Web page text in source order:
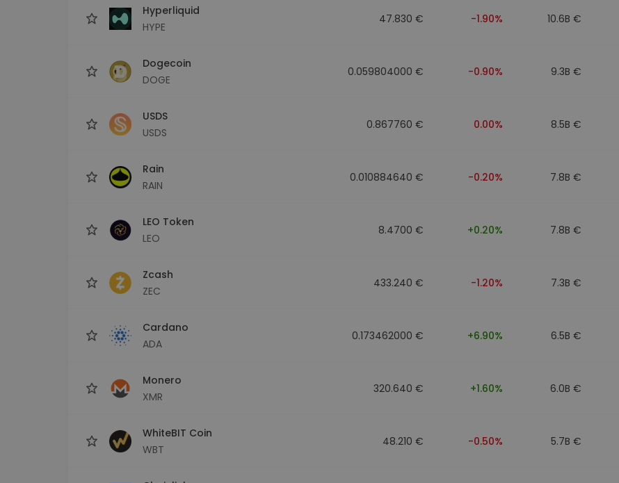
Hyperliquid
HYPE
47.830 € -1.90% 10.6B €
Dogecoin
DOGE
0.059804000 € -0.90% 9.3B €
USDS
USDS
0.867760 € 0.00% 8.5B €
Rain
RAIN
0.010884640 € -0.20% 7.8B €
LEO Token
LEO
8.4700 € +0.20% 7.8B €
Zcash
ZEC
433.240 € -1.20% 7.3B €
Cardano
ADA
0.173462000 € +6.90% 6.5B €
Monero
XMR
320.640 € +1.60% 6.0B €
WhiteBIT Coin
WBT
48.210 € -0.50% 5.7B €